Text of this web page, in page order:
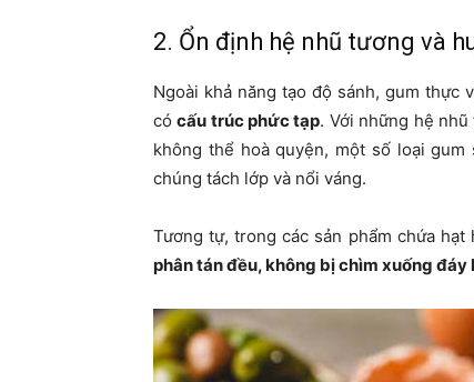
2. Ổn định hệ nhũ tương và
Ngoài khả năng tạo độ sánh, gum thực
cócấu trúc phức tạp. Với những hệ
không thể hoà quyện, một số loại gum
chúng tách lớp và nổi váng.
Tương tự, trong các sản phẩm chứa
phân tán đều, không bị chìm xuống đáy